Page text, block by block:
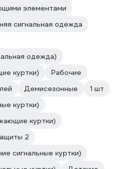
элементами
сигнальная одежда
одежда)
куртки)
Рабочие
Демисезонные
1 шт
куртки)
куртки)
2
сигнальные куртки)